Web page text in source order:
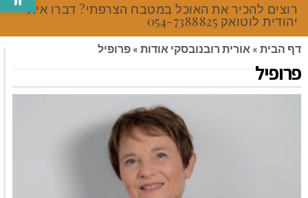
רוצים להכיר את האוכל במטבח הצרפתי? דברו איתי
יהודית לוטואק 054-7388825.
דף הבית » אורית רובנובסקי אודות » פרופיל
פרופיל